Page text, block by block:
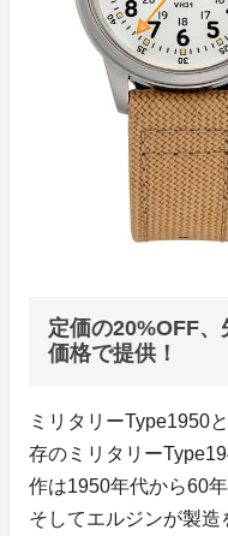
定価の20%OFF、
価格で提供！
ミリタリーType1950
存のミリタリー
作は1950年代から60
そしてエルジンが製